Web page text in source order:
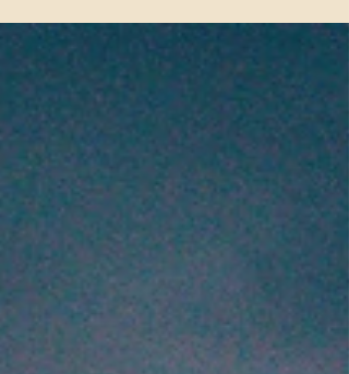
Balkanların sıcak misafirperverliğiyle birleşen Noel
ışıkları, renkli dekorasyonlar ve yılbaşı coşkusu
kış aylarında çok özel kılıyor.